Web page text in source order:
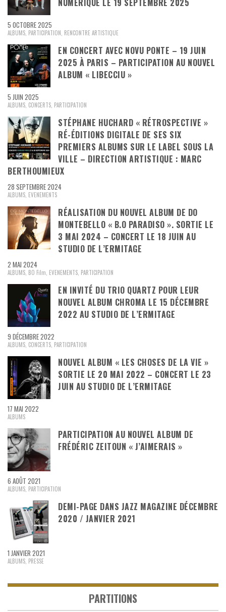
NUMÉRIQUE LE 19 SEPTEMBRE 2025
5 OCTOBRE 2025
ALBUMS, PARTICIPATION, RENCONTRE ARTISTIQUE
EN CONCERT AVEC NOVU PONTE – 19 JUIN
2025 À PARIS – PARTICIPATION AU NOUVEL
ALBUM « LIBECCIU »
5 JUIN 2025
ALBUMS, CONCERTS, PARTICIPATION
STÉPHANE HUCHARD « RÉTROSPECTIVE »
RÉ-ÉDITIONS DIGITALE DE SES SIX
PREMIERS ALBUMS SUR LE LABEL SOUS LA
VILLE – DIRECTION ARTISTIQUE : MARC
BERTHOUMIEUX
28 SEPTEMBRE 2024
ALBUMS EVENEMENTS
RÉALISATION DU NOUVEL ALBUM DE DO
MONTEBELLO « B.O PARADISO ». SORTIE LE
3 MAI 2024 – CONCERT LE 18 JUIN AU
STUDIO DE L’ERMITAGE
2 MAI 2024
ALBUMS BO Film EVENEMENTS PARTICIPATION
EN INVITÉ DU TRIO QUARTZ POUR LEUR
NOUVEL ALBUM CHROMA LE 15 DÉCEMBRE
2022 AU STUDIO DE L’ERMITAGE
9 DÉCEMBRE 2022
ALBUMS CONCERTS PARTICIPATION
NOUVEL ALBUM « LES CHOSES DE LA VIE »
SORTIE LE 20 MAI 2022 – CONCERT LE 23
JUIN AU STUDIO DE L’ERMITAGE
17 MAI 2022
ALBUMS
PARTICIPATION AU NOUVEL ALBUM DE
FRÉDÉRIC ZEITOUN « J’AIMERAIS »
6 AOÛT 2021
ALBUMS PARTICIPATION
DEMI-PAGE DANS JAZZ MAGAZINE DÉCEMBRE
2020 / JANVIER 2021
1 JANVIER 2021
ALBUMS PRESSE
PARTITIONS